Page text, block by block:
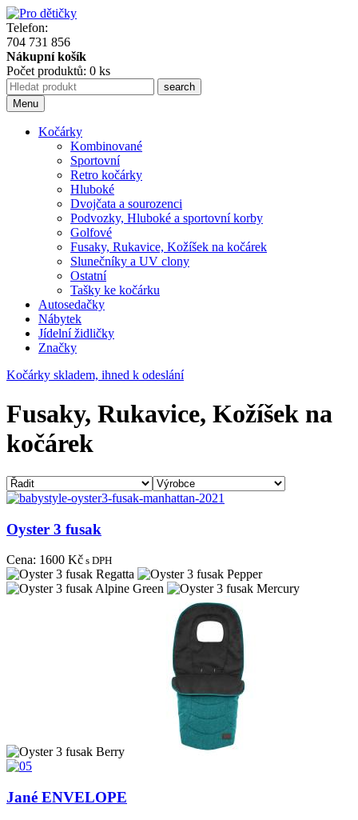
Telefon:
704 731 856
Nákupní košík
Počet produktů: 0 ks
Menu
Kočárky
Kombinované
Sportovní
Retro kočárky
Hluboké
Dvojčata a sourozenci
Podvozky, Hluboké a sportovní korby
Golfové
Fusaky, Rukavice, Kožíšek na kočárek
Slunečníky a UV clony
Ostatní
Tašky ke kočárku
Autosedačky
Nábytek
Jídelní židličky
Značky
Kočárky skladem, ihned k odeslání
Fusaky, Rukavice, Kožíšek na
kočárek
Oyster 3 fusak
Cena: 1600 Kč s DPH
Jané ENVELOPE